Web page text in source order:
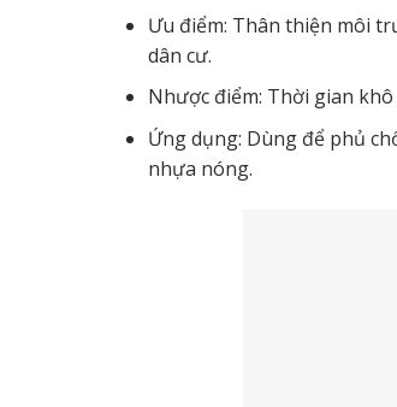
Ưu điểm: Thân thiện môi
dân cư.
Nhược điểm: Thời gian
Ứng dụng: Dùng để phủ
nhựa nóng.